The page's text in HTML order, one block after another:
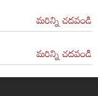
మరిన్ని చదవండి
మరిన్ని చదవండి